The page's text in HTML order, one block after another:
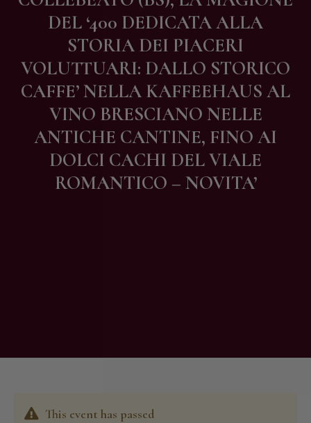
DEL ‘400 DEDICATA ALLA
STORIA DEI PIACERI
VOLUTTUARI: DALLO STORICO
CAFFE’ NELLA KAFFEEHAUS AL
VINO BRESCIANO NELLE
ANTICHE CANTINE, FINO AI
DOLCI CACHI DEL VIALE
ROMANTICO – NOVITA’
Contatti
This event has passed